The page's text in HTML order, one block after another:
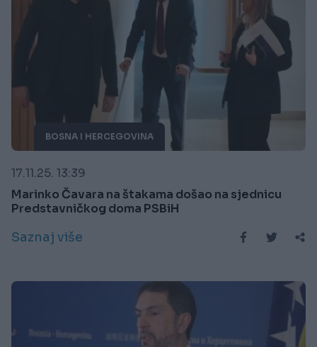
BOSNA I HERCEGOVINA
17.11.25. 13:39
Marinko Čavara na štakama došao na sjednicu
Predstavničkog doma PSBiH
Saznaj više